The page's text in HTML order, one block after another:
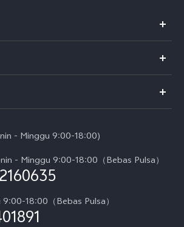
- Minggu 9:00-18:00)
- Minggu 9:00-18:00（Bebas Pulsa）
18:00（Bebas Pulsa）